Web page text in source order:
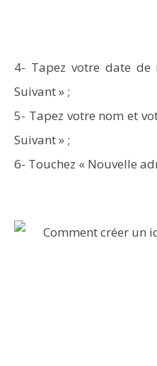
4- Tapez votre date de
Suivant » ;
5- Tapez votre nom et
Suivant » ;
6- Touchez « Nouvelle